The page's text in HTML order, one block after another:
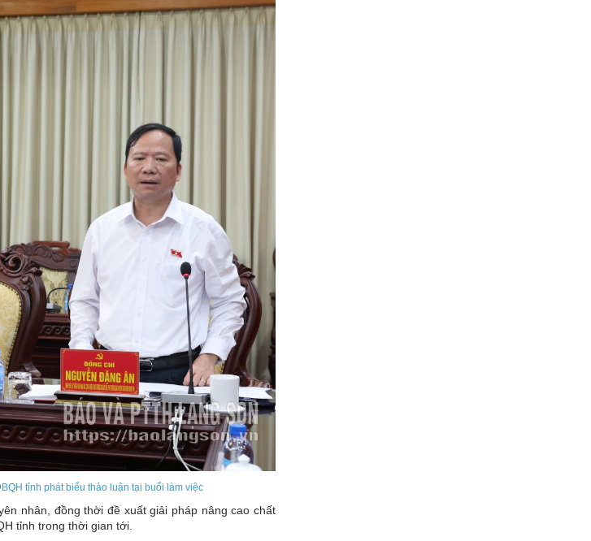
tỉnh phát biểu thảo luận tại buổi làm việc
nhân, đồng thời đề xuất giải pháp nâng cao chất
tỉnh trong thời gian tới.